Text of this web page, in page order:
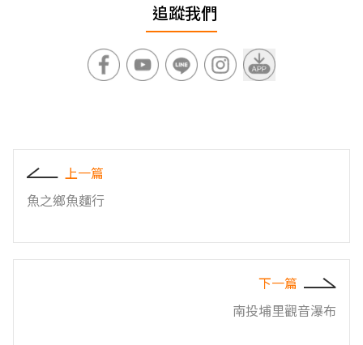
追蹤我們
上一篇
魚之鄉魚麵行
下一篇
南投埔里觀音瀑布